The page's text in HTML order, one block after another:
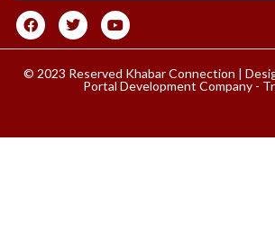
© 2023 Reserved Khabar Connection |
Portal Development Company -